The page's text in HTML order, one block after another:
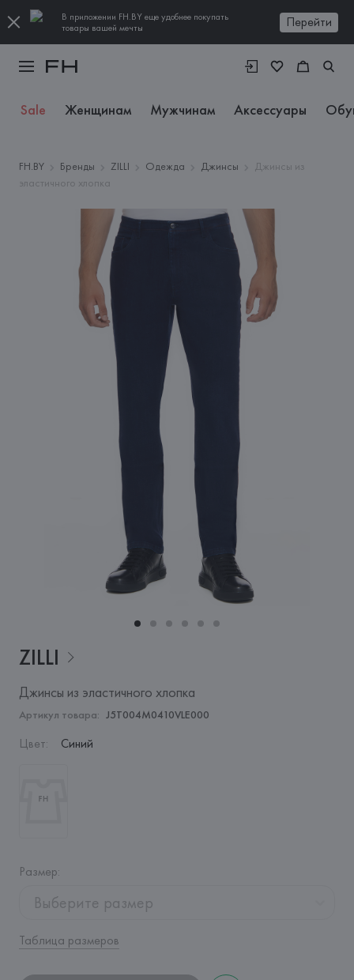
В приложении FH.BY еще удобнее покупать
товары вашей мечты
Перейти
Sale Женщинам Мужчинам Аксессуары
FH.BY Бренды ZILLI Одежда Джинсы
Джинсы из
эластичного хлопка
ZILLI
Джинсы из эластичного хлопка
Артикул товара: J5T004M0410VLE000
Цвет: Синий
Размер:
Выберите размер
Таблица размеров